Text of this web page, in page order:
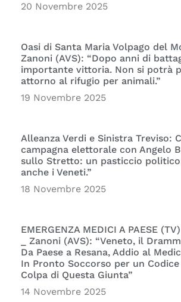
20 Novembre 2025
Oasi di Santa Maria Volpago del
Zanoni (AVS): “Dopo anni di
importante vittoria. Non si potrà
attorno al rifugio per animali.”
19 Novembre 2025
Alleanza Verdi e Sinistra Treviso:
campagna elettorale con Angelo
sullo Stretto: un pasticcio
anche i Veneti.”
18 Novembre 2025
EMERGENZA MEDICI A PAESE
_ Zanoni (AVS): “Veneto, il
Da Paese a Resana, Addio al
In Pronto Soccorso per un Codice
Colpa di Questa Giunta”
14 Novembre 2025